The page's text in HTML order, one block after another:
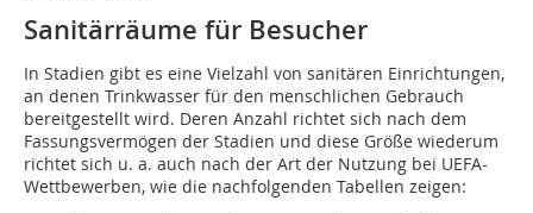
Sanitärräume für Besucher
In Stadien gibt es eine Vielzahl von sanitären Einrichtungen,
an denen Trinkwasser für den menschlichen Gebrauch
bereitgestellt wird. Deren Anzahl richtet sich nach dem
Fassungsvermögen der Stadien und diese Größe wiederum
richtet sich u. a. auch nach der Art der Nutzung bei UEFA-
Wettbewerben, wie die nachfolgenden Tabellen zeigen: